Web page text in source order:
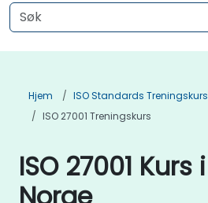
Hjem
ISO Standards Treningskurs
ISO 27001 Treningskurs
ISO 27001 Kurs i